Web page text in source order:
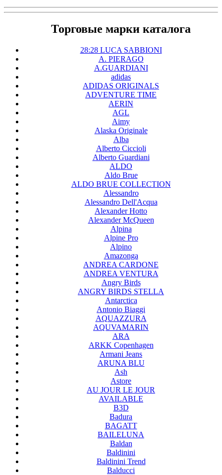
Торговые марки каталога
28:28 LUCA SABBIONI
A. PIERAGO
A.GUARDIANI
adidas
ADIDAS ORIGINALS
ADVENTURE TIME
AERIN
AGL
Aimy
Alaska Originale
Alba
Alberto Ciccioli
Alberto Guardiani
ALDO
Aldo Brue
ALDO BRUE COLLECTION
Alessandro
Alessandro Dell'Acqua
Alexander Hotto
Alexander McQueen
Alpina
Alpine Pro
Alpino
Amazonga
ANDREA CARDONE
ANDREA VENTURA
Angry Birds
ANGRY BIRDS STELLA
Antarctica
Antonio Biaggi
AQUAZZURA
AQUVAMARIN
ARA
ARKK Copenhagen
Armani Jeans
ARUNA BLU
Ash
Astore
AU JOUR LE JOUR
AVAILABLE
B3D
Badura
BAGATT
BAILELUNA
Baldan
Baldinini
Baldinini Trend
Balducci